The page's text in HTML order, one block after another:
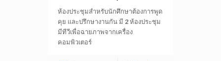
ห้องประชุมสำหรับนักศึกษาต้องการพูด
คุย และปรึกษางานกัน มี 2 ห้องประชุม
มีทีวีเพื่อฉายภาพจากเครื่อง
คอมพิวเตอร์